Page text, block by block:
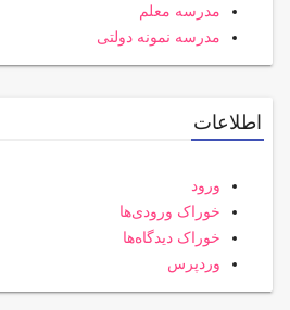
مدرسه معلم
مدرسه نمونه دولتی
اطلاعات
ورود
خوراک ورودی‌ها
خوراک دیدگاه‌ها
وردپرس